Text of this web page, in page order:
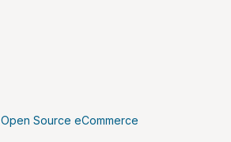
Open Source eCommerce